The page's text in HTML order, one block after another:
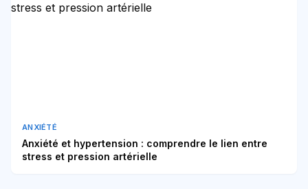
ANXIÉTÉ
Anxiété et hypertension : comprendre le lien entre
stress et pression artérielle